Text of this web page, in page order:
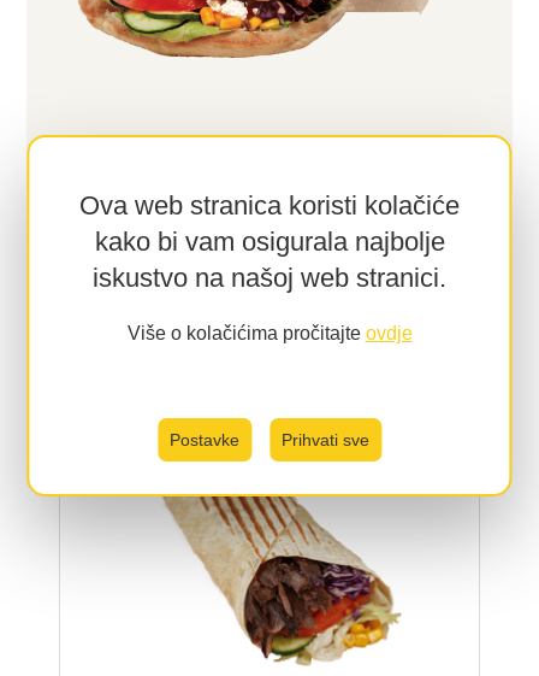
Ova web stranica koristi kolačiće
kako bi vam osigurala najbolje
iskustvo na našoj web stranici.
Više o kolačićima pročitajte ovdje
Postavke Prihvati sve
Više u: STEAK kebab